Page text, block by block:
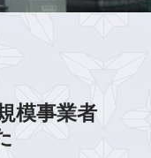
模事業者